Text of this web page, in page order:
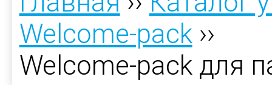
Welcome-pack››
Welcome-pack для